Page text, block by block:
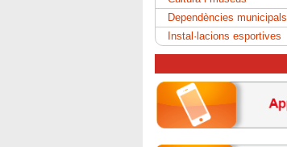
Dependències municipals
Instal·lacions esportives